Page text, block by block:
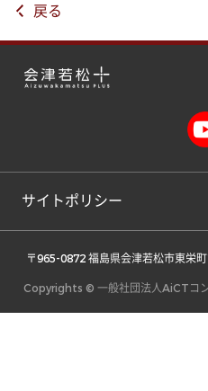
戻る
サイトポリシー
〒965-0872 福島県会津若松市東栄
Copyrights © 一般社団法人AiCTコ